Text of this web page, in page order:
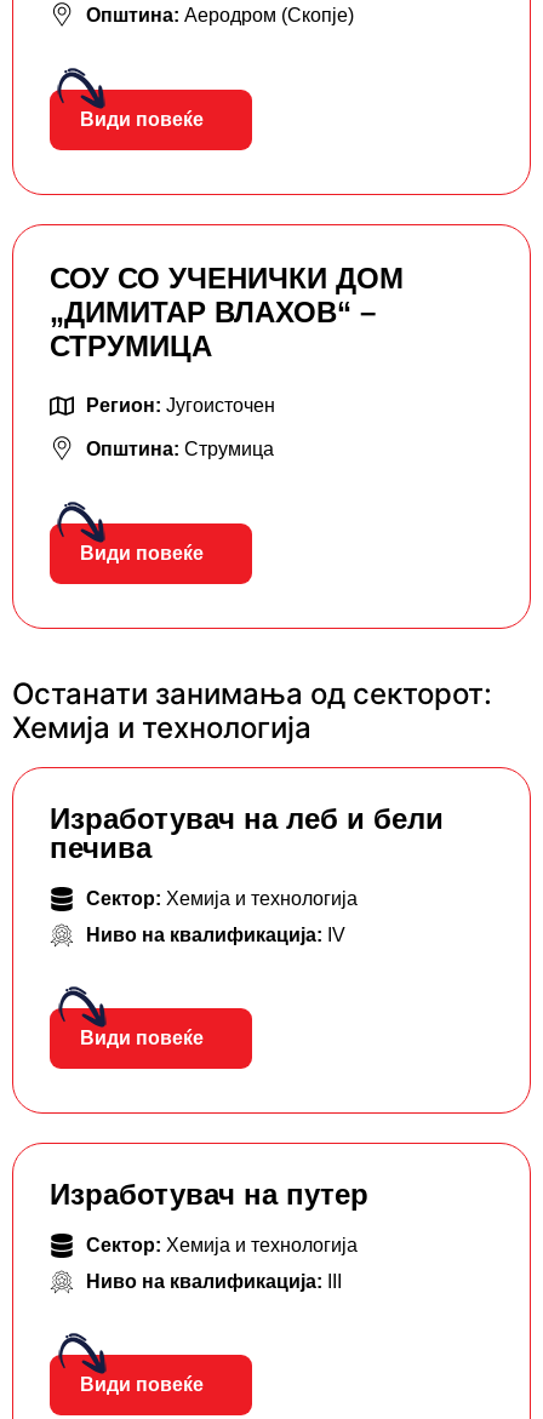
Општина: Аеродром (Скопје)
Види повеќе
СОУ СО УЧЕНИЧКИ ДОМ
„ДИМИТАР ВЛАХОВ“ –
СТРУМИЦА
Регион: Југоисточен
Општина: Струмица
Види повеќе
Останати занимања од секторот:
Хемија и технологија
Изработувач на леб и бели
печива
Сектор: Хемија и технологија
Ниво на квалификација: IV
Види повеќе
Изработувач на путер
Сектор: Хемија и технологија
Ниво на квалификација:
Види повеќе